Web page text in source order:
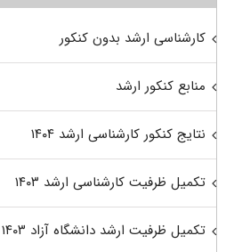
کارشناسی ارشد بدون کنکور
منابع کنکور ارشد
نتایج کنکور کارشناسی ارشد ۱۴۰۴
تکمیل ظرفیت کارشناسی ارشد ۱۴۰۳
تکمیل ظرفیت ارشد دانشگاه آزاد ۱۴۰۳